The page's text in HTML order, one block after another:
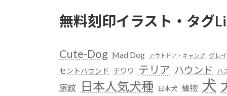
無料刻印イラスト・タグ
Cute-Dog Mad Dog アウトドア・キャンプ グレ
セントハウンド チワワ テリア ハウンド ハ
家紋 日本人気犬種 日本犬 植物 犬